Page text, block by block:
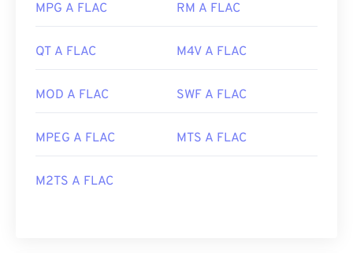
MPG A FLAC RM A FLAC
QT A FLAC M4V A FLAC
MOD A FLAC SWF A FLAC
MPEG A FLAC MTS A FLAC
M2TS A FLAC